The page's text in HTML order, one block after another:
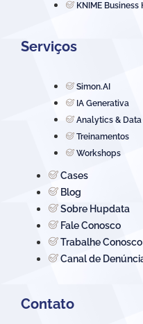
KNIME Business
Serviços
Simon.AI
IA Generativa
Analytics &
Treinamentos
Workshops
Cases
Blog
Sobre Hupdata
Fale Conosco
Trabalhe Conosco
Canal de
Contato